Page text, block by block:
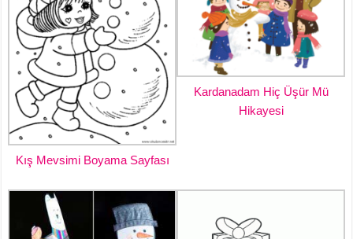
Kış Mevsimi Boyama Sayfası
Kardanadam Hiç Üşür Mü
Hikayesi